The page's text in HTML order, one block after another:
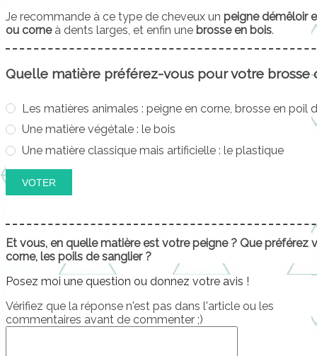
Je recommande à ce type de cheveux un peigne démêloir
ou corneà dents larges, et enfin une brosse en bois.
Quelle matière préférez-vous pour votre brosse
Les matières animales : peigne en corne, brosse en poil
Une matière végétale : le bois
Une matière classique mais artificielle : le plastique
Et vous, en quelle matière est votre peigne ? Que préférez
corne, les poils de sanglier ?
Posez moi une question ou donnez votre avis !
Vérifiez que la réponse n'est pas dans l'article ou les
commentaires avant de commenter ;)